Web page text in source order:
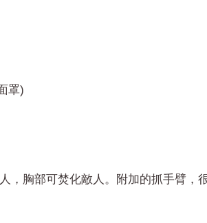
罩)
，胸部可焚化敵人。附加的抓手臂，